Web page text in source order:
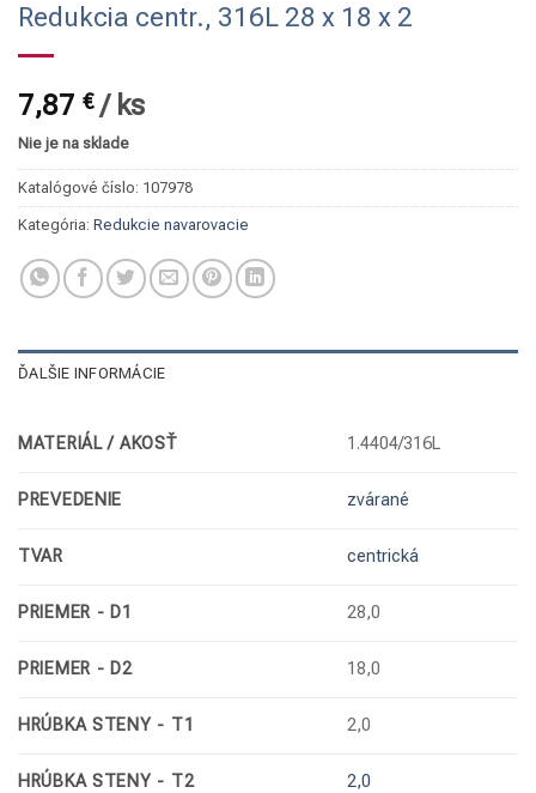
Redukcia centr., 316L 28 x 18 x 2
7,87 €/ ks
Nie je na sklade
Katalógové číslo: 107978
Kategória: Redukcie navarovacie
ĎALŠIE INFORMÁCIE
MATERIÁL / AKOSŤ 1.4404/316L
PREVEDENIE zvárané
TVAR centrická
PRIEMER - D1 28,0
PRIEMER - D2 18,0
HRÚBKA STENY - T1 2,0
HRÚBKA STENY - T2 2,0